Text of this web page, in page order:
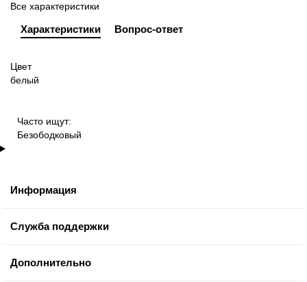
Все характеристики
Характеристики Вопрос-ответ
Цвет
белый
Часто ищут:
Безободковый
Информация
Служба поддержки
Дополнительно